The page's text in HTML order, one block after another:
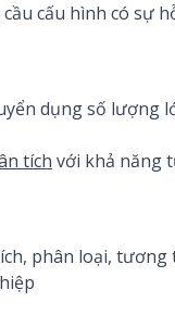
cấu hình có sự
dụng số lượng
tích với khả năng
phân loại,